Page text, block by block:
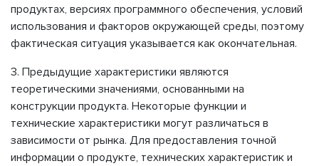
продуктах, версиях программного обеспечения, условий
использования и факторов окружающей среды, поэтому
фактическая ситуация указывается как окончательная.
3. Предыдущие характеристики являются
теоретическими значениями, основанными на
конструкции продукта. Некоторые функции и
технические характеристики могут различаться в
зависимости от рынка. Для предоставления точной
информации о продукте, технических характеристик и